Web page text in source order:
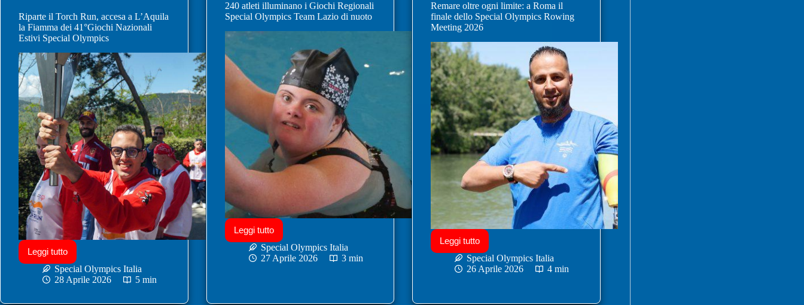
Riparte il Torch Run, accesa a L’Aquila
la Fiamma dei 41°Giochi Nazionali
Estivi Special Olympics
Leggi tutto
Special Olympics Italia
28 Aprile 2026
5 min
240 atleti illuminano i Giochi Regionali
Special Olympics Team Lazio di nuoto
Leggi tutto
Special Olympics Italia
27 Aprile 2026
3 min
Remare oltre ogni limite: a Roma il
finale dello Special Olympics Rowing
Meeting 2026
Leggi tutto
Special Olympics Italia
26 Aprile 2026
4 min